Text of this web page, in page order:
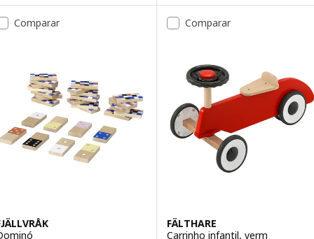
Comparar Comparar
FÄLTHARE
Carrinho infantil, verm